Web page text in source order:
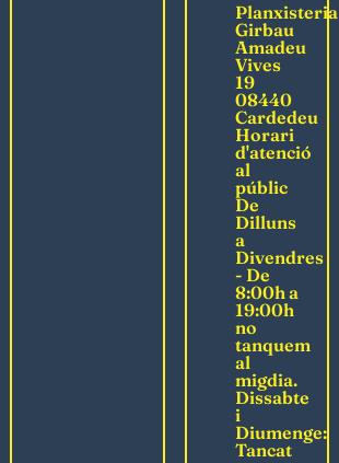
Planxisteria
Girbau
Amadeu
Vives
19
08440
Cardedeu
Horari
d'atenció
al
públic
De
Dilluns
a
Divendres
- De
8:00h a
19:00h
no
tanquem
al
migdia.
Dissabte
i
Diumenge:
Tancat